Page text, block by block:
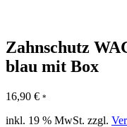
Zahnschutz
blau mit Box
16,90 € *
inkl. 19 % MwSt. zzgl.